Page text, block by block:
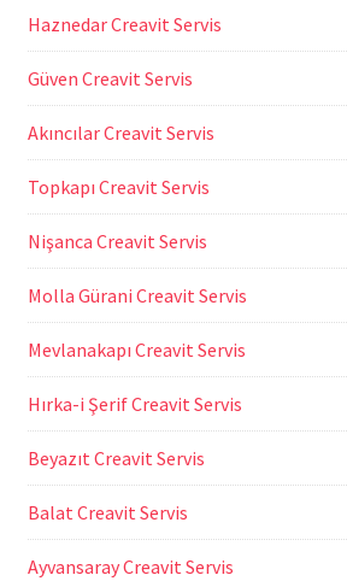
Haznedar Creavit Servis
Güven Creavit Servis
Akıncılar Creavit Servis
Topkapı Creavit Servis
Nişanca Creavit Servis
Molla Gürani Creavit Servis
Mevlanakapı Creavit Servis
Hırka-i Şerif Creavit Servis
Beyazıt Creavit Servis
Balat Creavit Servis
Ayvansaray Creavit Servis